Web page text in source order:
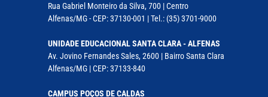
Rua Gabriel Monteiro da Silva, 700 | Centro
Alfenas/MG - CEP: 37130-001 | Tel.: (35) 3701-9000
UNIDADE EDUCACIONAL SANTA CLARA - ALFENAS
Av. Jovino Fernandes Sales, 2600 | Bairro Santa Clara
Alfenas/MG | CEP: 37133-840
CAMPUS POÇOS DE CALDAS